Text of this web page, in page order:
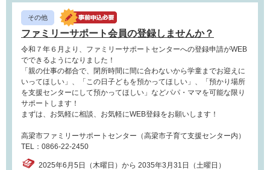
その他
ファミリーサポート会員の登録しませんか？
令和７年６月より、ファミリーサポートセンターへの登録申請がWEB
でできるようになりました！
「親の仕事の都合で、閉所時間に間に合わないから学童までお迎えに
いってほしい」、「この日子どもを預かってほしい」、「預かり場所
を支援センターにして預かってほしい」などパパ・ママを可能な限り
サポートします！
まずは、お気軽に相談、お気軽にWEB登録をお願いします！
高梁市ファミリーサポートセンター（高梁市子育て支援センター内）
TEL：0866-22-2450
2025年6月5日（木曜日）から 2035年3月31日（土曜日）